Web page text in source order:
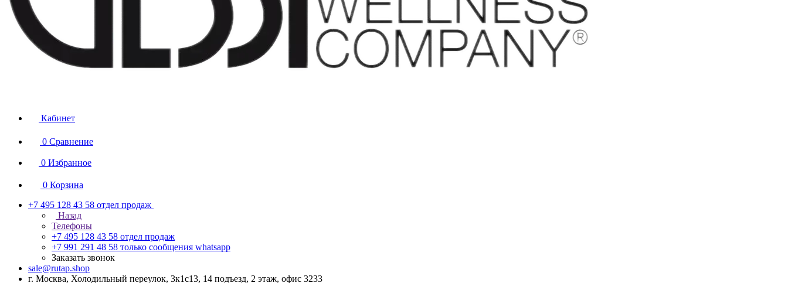
Кабинет
0 Сравнение
0 Избранное
0 Корзина
+7 495 128 43 58 отдел продаж
Назад
Телефоны
+7 495 128 43 58 отдел продаж
+7 991 291 48 58 только сообщения whatsapp
Заказать звонок
sale@rutap.shop
г. Москва, Холодильный переулок, 3к1с13, 14 подъезд, 2 этаж, офис 3233